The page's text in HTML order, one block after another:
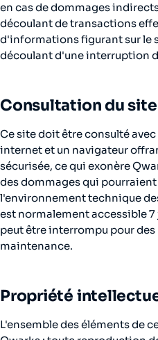
en cas de dommages
découlant de transactions
d'informations figurant sur le
découlant d'une interruption
Consultation du site
Ce site doit être consulté
internet et un navigateur
sécurisée, ce qui exonère
des dommages qui pourraient
l'environnement technique
est normalement accessible 7
peut être interrompu pour des
maintenance.
Propriété
L'ensemble des éléments de